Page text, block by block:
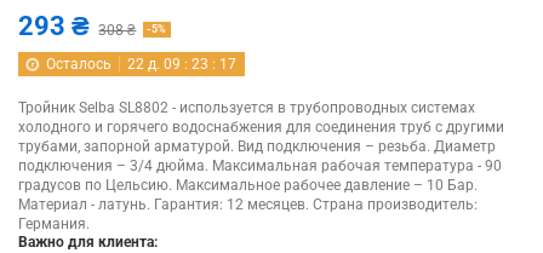
293 ₴ 308 ₴ -5%
Осталось 22 д. 09 :23 : 16
Тройник Selba SL8802 - используется в трубопроводных системах
холодного и горячего водоснабжения для соединения труб с другими
трубами, запорной арматурой. Вид подключения – резьба. Диаметр
подключения – 3/4 дюйма. Максимальная рабочая температура - 90
градусов по Цельсию. Максимальное рабочее давление – 10 Бар.
Материал - латунь. Гарантия: 12 месяцев. Страна производитель:
Германия.
Важно для клиента: